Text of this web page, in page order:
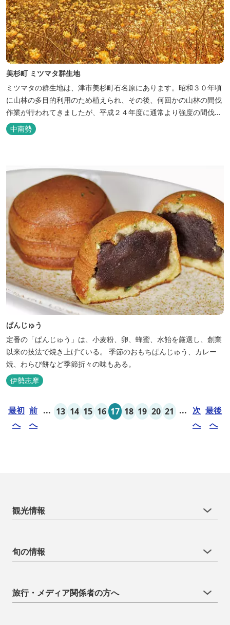
美杉町 ミツマタ群生地
ミツマタの群生地は、津市美杉町石名原にあります。昭和３０年頃
に山林の多目的利用のため植えられ、その後、何回かの山林の間伐
作業が行われてきましたが、平成２４年度に通常より強度の間伐が
実施されたところ、それまで、一部しか見られなかったミツマタが
一面に広がりを見せ、現在に至っています。群生している面積は約
中南勢
ぱんじゅう
定番の「ぱんじゅう」は、小麦粉、卵、蜂蜜、水飴を厳選し、創業
以来の技法で焼き上げている。 季節のおもちぱんじゅう、カレー
焼、わらび餅など季節折々の味もある。
伊勢志摩
最初
へ
前
へ
... 13 14 15 16 17 18 19 20 21 ... 次
へ
最後
へ
観光情報
旬の情報
旅行・メディア関係者の方へ